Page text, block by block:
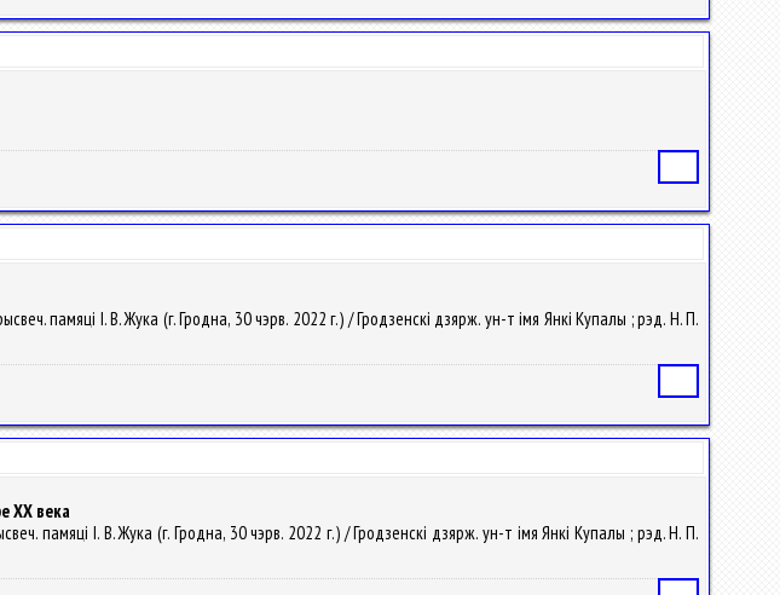
памяці І. В. Жука (г. Гродна, 30 чэрв. 2022 г.) / Гродзенскі дзярж. ун-т імя Янкі Купалы ; рэд. Н. П.
ХХ века
памяці І. В. Жука (г. Гродна, 30 чэрв. 2022 г.) / Гродзенскі дзярж. ун-т імя Янкі Купалы ; рэд. Н. П.